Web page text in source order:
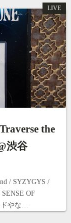
LIVE
the
渋谷
/ SYZYGYS /
OF
ドやな…